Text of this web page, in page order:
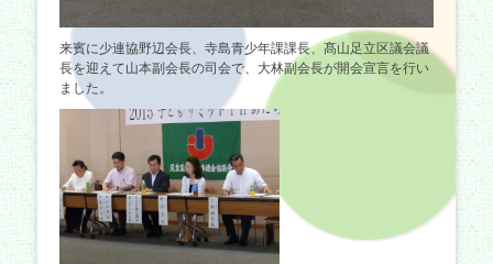
来賓に少連協野辺会長、寺島青少年課課長、髙山足立区議会議
長を迎えて山本副会長の司会で、大林副会長が開会宣言を行い
ました。